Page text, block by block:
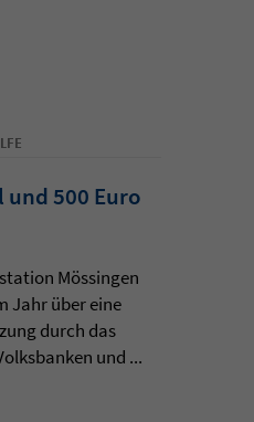
und 500 Euro
Mössingen
Jahr über eine
durch das
und ...